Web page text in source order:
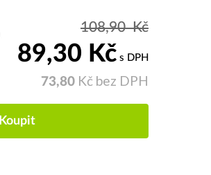
108,90Kč
89,30 Kč s DPH
73,80 Kč bez DPH
Koupit